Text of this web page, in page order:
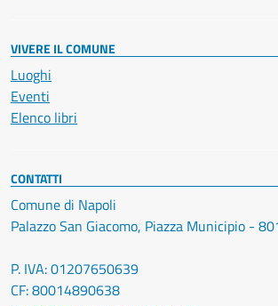
VIVERE IL COMUNE
Luoghi
Eventi
Elenco libri
CONTATTI
Comune di Napoli
Palazzo San Giacomo, Piazza Municipio -
P. IVA: 01207650639
CF: 80014890638